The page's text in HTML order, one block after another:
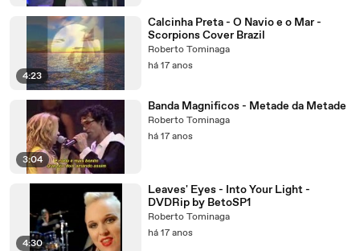
4:23
Calcinha Preta - O Navio e o Mar -
Scorpions Cover Brazil
Roberto Tominaga
há 17 anos
3:04
Banda Magnificos - Metade da Metade
Roberto Tominaga
há 17 anos
4:30
Leaves' Eyes - Into Your Light -
DVDRip by BetoSP1
Roberto Tominaga
há 17 anos